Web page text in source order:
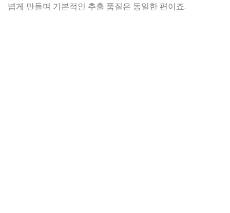
볍게 만들며 기본적인 추출 품질은 동일한 편이죠.